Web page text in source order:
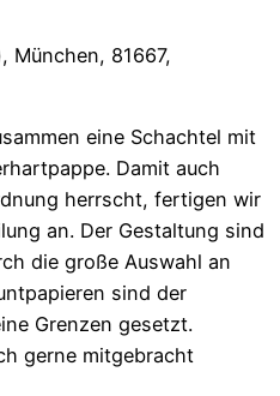
München, 81667,
eine Schachtel mit
Damit auch
herrscht, fertigen wir
an. Der Gestaltung sind
die große Auswahl an
sind der
Grenzen gesetzt.
gerne mitgebracht